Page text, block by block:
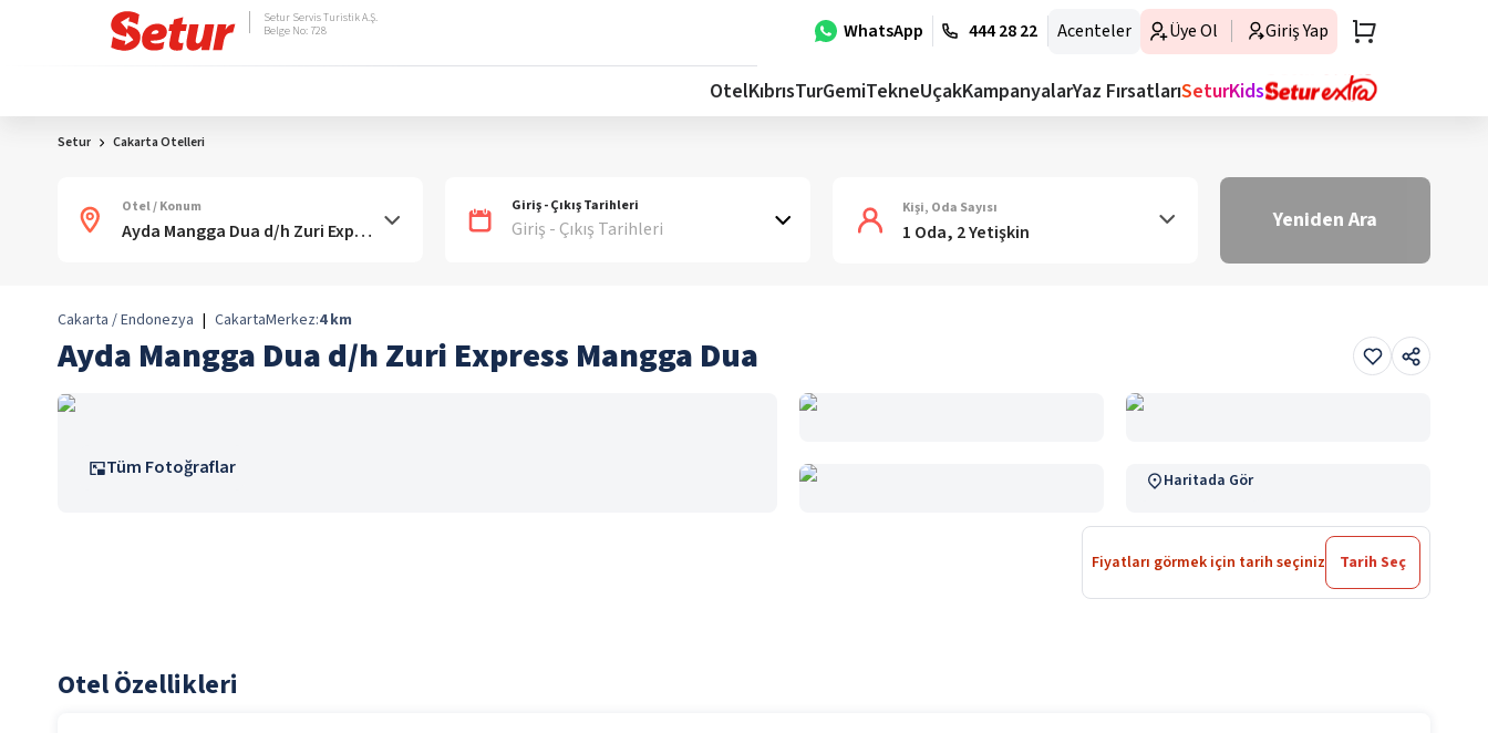
WhatsApp 444 28 22 Acenteler Üye Ol Giriş Yap
Setur Servis Turistik A.Ş.
Belge No: 728
OtelKıbrısTurGemiTekneUçakKampanyalarYaz FırsatlarıSeturKids
Setur Cakarta Otelleri
Otel / Konum Giriş - Çıkış Tarihleri
Giriş - Çıkış Tarihleri
Kişi, Oda Sayısı
1 Oda, 2 Yetişkin Yeniden Ara
Cakarta / Endonezya | CakartaMerkez:4 km
Ayda Mangga Dua d/h Zuri Express Mangga Dua
Tüm Fotoğraflar
Haritada Gör
Fiyatları görmek için tarih seçiniz Tarih Seç
Otel Özellikleri